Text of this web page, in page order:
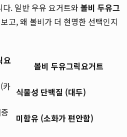
. 일반 우유 요거트와 볼비 두유그
고, 왜 볼비가 더 현명한 선택인지
요
볼비 두유그릭요거트
카 식물성 단백질 (대두)
미함유 (소화가 편안함)